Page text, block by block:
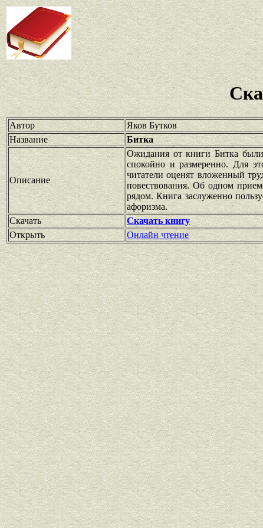
Автор
Яков Бутков
Название
Битка
Описание
Ожидания от книги Битка
спокойно и размеренно. Для
читатели оценят вложенный
повествования. Об одном
рядом. Книга заслуженно
афоризма.
Скачать
Скачать книгу
Открыть
Онлайн чтение